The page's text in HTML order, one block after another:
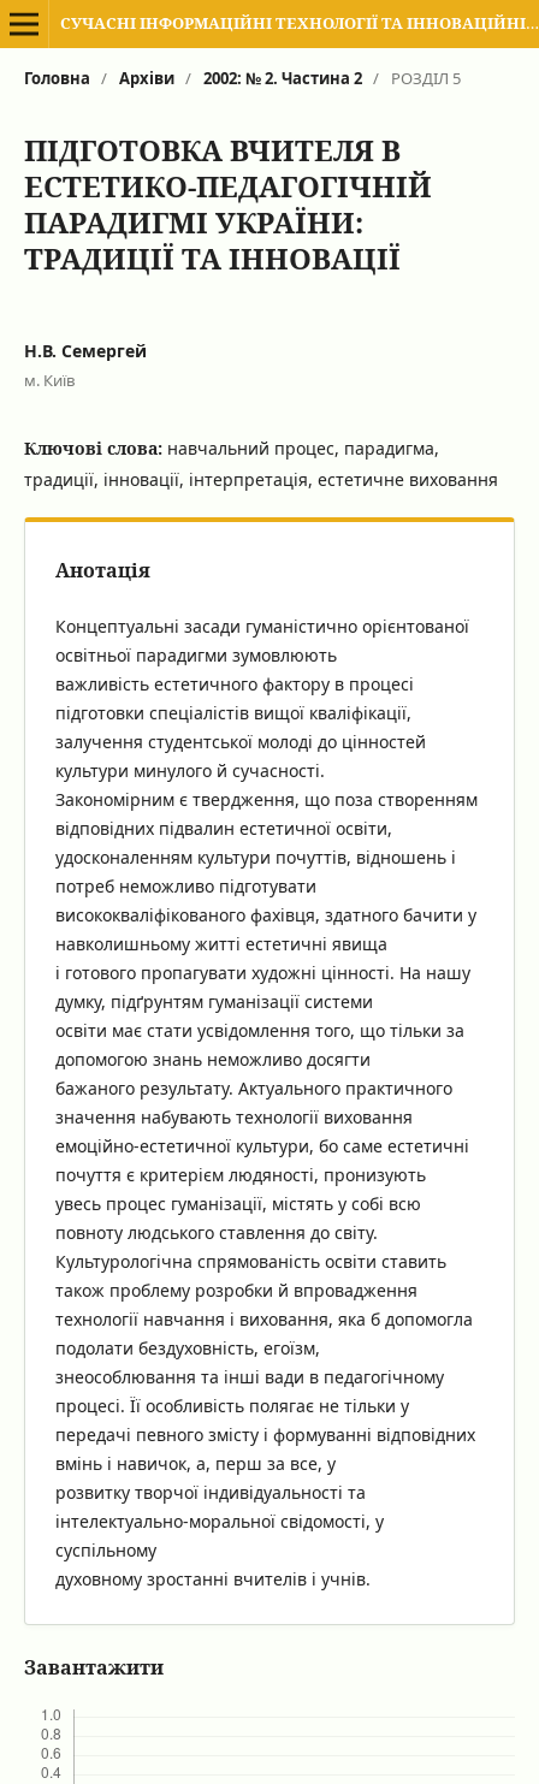
СУЧАСНІ ІНФОРМАЦІЙНІ ТЕХНОЛОГІЇ ТА ІННОВАЦІЙНІ МЕТОДИКИ НАВЧАННЯ В ПІДГОТОВЦІ ФАХІВЦІВ: МЕТОДОЛОГІЯ, ТЕОРІЯ, ДОСВІД, ПРОБЛЕМИ
Головна / Архіви / 2002: № 2. Частина 2 / РОЗДІЛ 5
ПІДГОТОВКА ВЧИТЕЛЯ В
ЕСТЕТИКО-ПЕДАГОГІЧНІЙ
ПАРАДИГМІ УКРАЇНИ:
ТРАДИЦІЇ ТА ІННОВАЦІЇ
Н.В. Семергей
м. Київ
Ключові слова: навчальний процес, парадигма,
традиції, інновації, інтерпретація, естетичне виховання
Анотація
Концептуальні засади гуманістично орієнтованої
освітньої парадигми зумовлюють
важливість естетичного фактору в процесі
підготовки спеціалістів вищої кваліфікації,
залучення студентської молоді до цінностей
культури минулого й сучасності.
Закономірним є твердження, що поза створенням
відповідних підвалин естетичної освіти,
удосконаленням культури почуттів, відношень і
потреб неможливо підготувати
висококваліфікованого фахівця, здатного бачити у
навколишньому житті естетичні явища
і готового пропагувати художні цінності. На нашу
думку, підґрунтям гуманізації системи
освіти має стати усвідомлення того, що тільки за
допомогою знань неможливо досягти
бажаного результату. Актуального практичного
значення набувають технології виховання
емоційно-естетичної культури, бо саме естетичні
почуття є критерієм людяності, пронизують
увесь процес гуманізації, містять у собі всю
повноту людського ставлення до світу.
Культурологічна спрямованість освіти ставить
також проблему розробки й впровадження
технології навчання і виховання, яка б допомогла
подолати бездуховність, егоїзм,
знеособлювання та інші вади в педагогічному
процесі. Її особливість полягає не тільки у
передачі певного змісту і формуванні відповідних
вмінь і навичок, а, перш за все, у
розвитку творчої індивідуальності та
інтелектуально-моральної свідомості, у
суспільному
духовному зростанні вчителів і учнів.
Завантажити